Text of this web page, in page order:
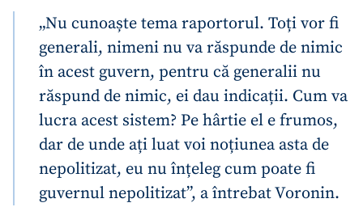
„Nu cunoaște tema raportorul. Toți vor fi
generali, nimeni nu va răspunde de nimic
în acest guvern, pentru că generalii nu
răspund de nimic, ei dau indicații. Cum va
lucra acest sistem? Pe hârtie el e frumos,
dar de unde ați luat voi noțiunea asta de
nepolitizat, eu nu înțeleg cum poate fi
guvernul nepolitizat”, a întrebat Voronin.